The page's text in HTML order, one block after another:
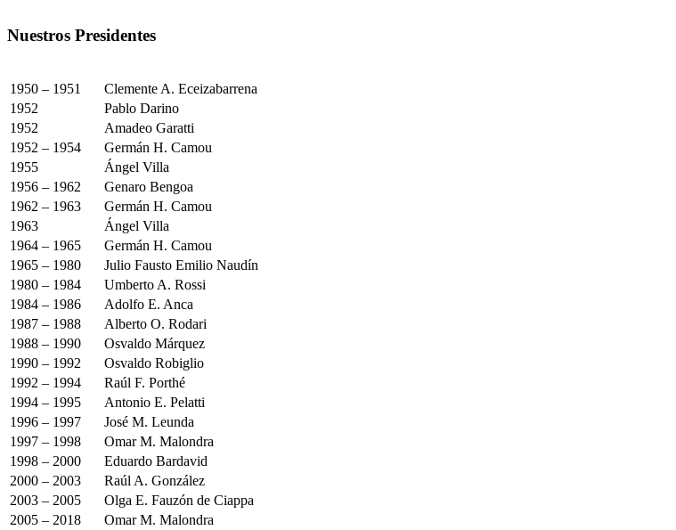
Nuestros Presidentes
1950 – 1951
Clemente A. Eceizabarrena
1952
Pablo Darino
1952
Amadeo Garatti
1952 – 1954
Germán H. Camou
1955
Ángel Villa
1956 – 1962
Genaro Bengoa
1962 – 1963
Germán H. Camou
1963
Ángel Villa
1964 – 1965
Germán H. Camou
1965 – 1980
Julio Fausto Emilio Naudín
1980 – 1984
Umberto A. Rossi
1984 – 1986
Adolfo E. Anca
1987 – 1988
Alberto O. Rodari
1988 – 1990
Osvaldo Márquez
1990 – 1992
Osvaldo Robiglio
1992 – 1994
Raúl F. Porthé
1994 – 1995
Antonio E. Pelatti
1996 – 1997
José M. Leunda
1997 – 1998
Omar M. Malondra
1998 – 2000
Eduardo Bardavid
2000 – 2003
Raúl A. González
2003 – 2005
Olga E. Fauzón de Ciappa
2005 – 2018
Omar M. Malondra